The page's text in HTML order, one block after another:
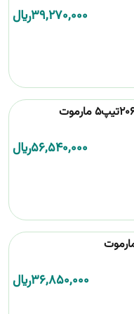
39,270,000﷼
56,540,000﷼
36,850,000﷼